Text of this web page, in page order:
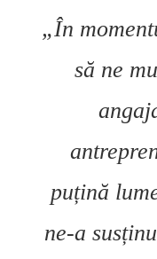
„În
să ne
puțină
ne-a